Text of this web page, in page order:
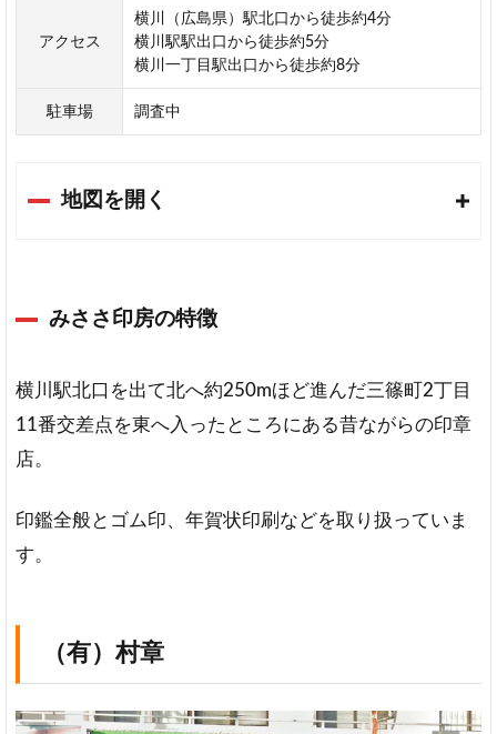
アクセス
横川（広島県）駅北口から徒歩約4分
横川駅駅出口から徒歩約5分
横川一丁目駅出口から徒歩約8分
駐車場 調査中
地図を開く
みささ印房の特徴
横川駅北口を出て北へ約250mほど進んだ三篠町2丁目
11番交差点を東へ入ったところにある昔ながらの印章
店。
印鑑全般とゴム印、年賀状印刷などを取り扱っていま
す。
（有）村章